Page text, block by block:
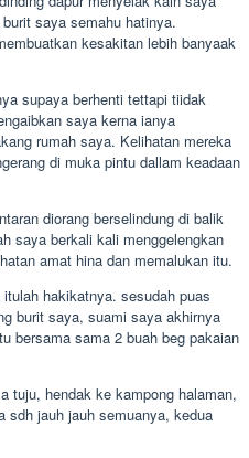
saya semahu hatinya.
kesakitan lebih banyaak
supaya berhenti tettapi tiidak
saya kerna ianya
rumah saya. Kelihatan mereka
di muka pintu dallam keadaan
diorang berselindung di balik
saya berkali kali menggelengkan
amat hina dan memalukan itu.
hakikatnya. sesudah puas
burit saya, suami saya akhirnya
bersama sama 2 buah beg pakaian
tuju, hendak ke kampong halaman,
sdh jauh jauh semuanya, kedua